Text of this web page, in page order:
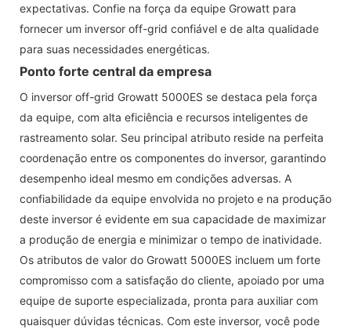
expectativas. Confie na força da equipe Growatt para
fornecer um inversor off-grid confiável e de alta qualidade
para suas necessidades energéticas.
Ponto forte central da empresa
O inversor off-grid Growatt 5000ES se destaca pela força
da equipe, com alta eficiência e recursos inteligentes de
rastreamento solar. Seu principal atributo reside na perfeita
coordenação entre os componentes do inversor, garantindo
desempenho ideal mesmo em condições adversas. A
confiabilidade da equipe envolvida no projeto e na produção
deste inversor é evidente em sua capacidade de maximizar
a produção de energia e minimizar o tempo de inatividade.
Os atributos de valor do Growatt 5000ES incluem um forte
compromisso com a satisfação do cliente, apoiado por uma
equipe de suporte especializada, pronta para auxiliar com
quaisquer dúvidas técnicas. Com este inversor, você pode